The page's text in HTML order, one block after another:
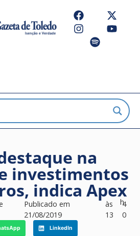
na
investimentos
indica Apex
Publicado em
21/08/2019
às
13
h4
0
LinkedIn